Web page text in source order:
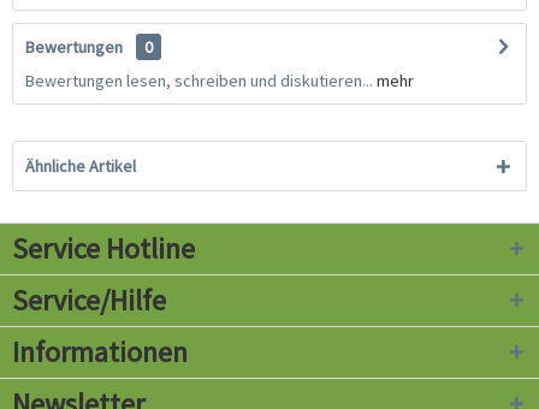
Bewertungen
0
Bewertungen lesen, schreiben und diskutieren... mehr
Ähnliche Artikel
Service Hotline
Service/Hilfe
Informationen